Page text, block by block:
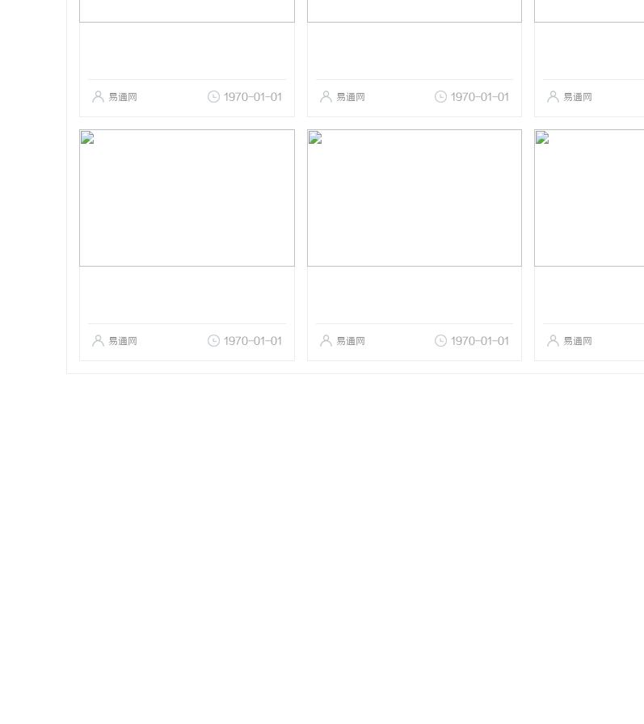
易通网 1970-01-01 易通网 1970-01-01 易通网
易通网 1970-01-01 易通网 1970-01-01 易通网